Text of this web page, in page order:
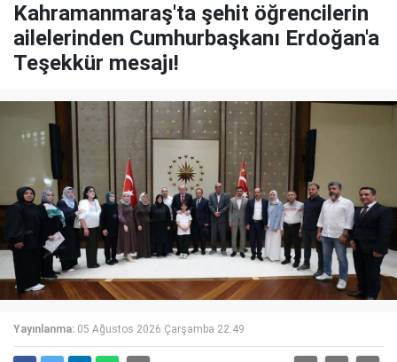
Kahramanmaraş'ta şehit öğrencilerin
ailelerinden Cumhurbaşkanı Erdoğan'a
Teşekkür mesajı!
Yayınlanma: 05 Ağustos 2026 Çarşamba 22:49